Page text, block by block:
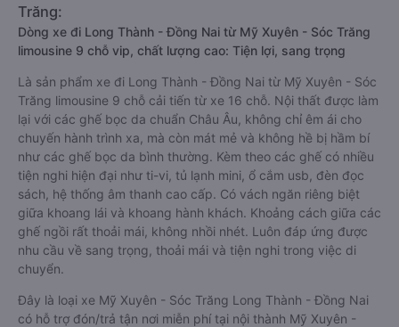
Trăng:
Dòng xe đi Long Thành - Đồng Nai từ Mỹ Xuyên - Sóc Trăng
limousine 9 chỗ vip, chất lượng cao: Tiện lợi, sang trọng
Là sản phẩm xe đi Long Thành - Đồng Nai từ Mỹ Xuyên - Sóc
Trăng limousine 9 chỗ cải tiến từ xe 16 chỗ. Nội thất được làm
lại với các ghế bọc da chuẩn Châu Âu, không chỉ êm ái cho
chuyến hành trình xa, mà còn mát mẻ và không hề bị hầm bí
như các ghế bọc da bình thường. Kèm theo các ghế có nhiều
tiện nghi hiện đại như ti-vi, tủ lạnh mini, ổ cắm usb, đèn đọc
sách, hệ thống âm thanh cao cấp. Có vách ngăn riêng biệt
giữa khoang lái và khoang hành khách. Khoảng cách giữa các
ghế ngồi rất thoải mái, không nhồi nhét. Luôn đáp ứng được
nhu cầu về sang trọng, thoải mái và tiện nghi trong việc di
chuyển.
Đây là loại xe Mỹ Xuyên - Sóc Trăng Long Thành - Đồng Nai
có hỗ trợ đón/trả tận nơi miễn phí tại nội thành Mỹ Xuyên -